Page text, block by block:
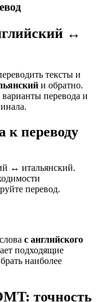
↔
тексты и
и обратно.
варианты перевода и
к переводу
↔ итальянский.
перевод.
с английского
подходящие
наиболее
точность